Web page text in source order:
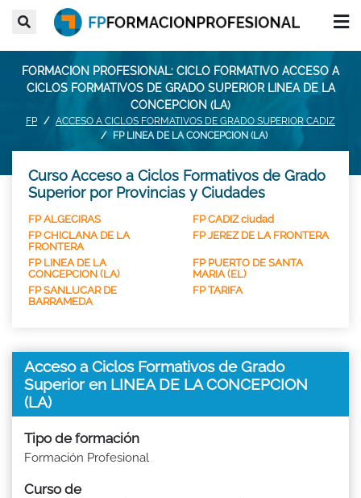
FORMACION PROFESIONAL: CICLO FORMATIVO ACCESO A
CICLOS FORMATIVOS DE GRADO SUPERIOR LINEA DE LA
CONCEPCION (LA)
FP
ACCESO A CICLOS FORMATIVOS DE GRADO SUPERIOR CADIZ
FP LINEA DE LA CONCEPCION (LA)
Curso Acceso a Ciclos Formativos de Grado
Superior por Provincias y Ciudades
FP ALGECIRAS
FP CADIZ ciudad
FP CHICLANA DE LA
FRONTERA
FP JEREZ DE LA FRONTERA
FP LINEA DE LA
CONCEPCION (LA)
FP PUERTO DE SANTA
MARIA (EL)
FP SANLUCAR DE
BARRAMEDA
FP TARIFA
Acceso a Ciclos Formativos de Grado
Superior en LINEA DE LA CONCEPCION
(LA)
Tipo de formación
Formación Profesional
Curso de